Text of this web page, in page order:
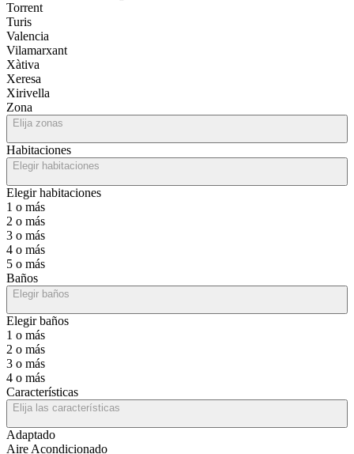
Torrent
Turis
Valencia
Vilamarxant
Xàtiva
Xeresa
Xirivella
Zona
Elija zonas
Habitaciones
Elegir habitaciones
Elegir habitaciones
1 o más
2 o más
3 o más
4 o más
5 o más
Baños
Elegir baños
Elegir baños
1 o más
2 o más
3 o más
4 o más
Características
Elija las características
Adaptado
Aire Acondicionado